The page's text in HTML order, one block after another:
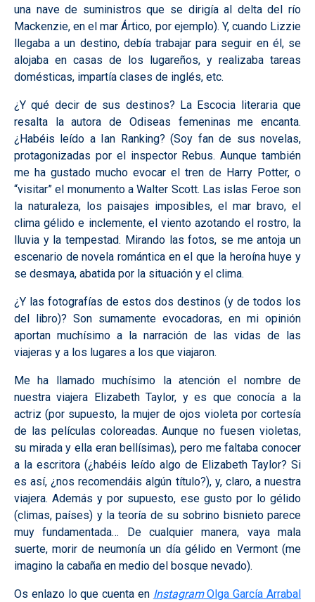
una nave de suministros que se dirigía al delta del río
Mackenzie, en el mar Ártico, por ejemplo). Y, cuando Lizzie
llegaba a un destino, debía trabajar para seguir en él, se
alojaba en casas de los lugareños, y realizaba tareas
domésticas, impartía clases de inglés, etc.
¿Y qué decir de sus destinos? La Escocia literaria que
resalta la autora de Odiseas femeninas me encanta.
¿Habéis leído a Ian Ranking? (Soy fan de sus novelas,
protagonizadas por el inspector Rebus. Aunque también
me ha gustado mucho evocar el tren de Harry Potter, o
“visitar” el monumento a Walter Scott. Las islas Feroe son
la naturaleza, los paisajes imposibles, el mar bravo, el
clima gélido e inclemente, el viento azotando el rostro, la
lluvia y la tempestad. Mirando las fotos, se me antoja un
escenario de novela romántica en el que la heroína huye y
se desmaya, abatida por la situación y el clima.
¿Y las fotografías de estos dos destinos (y de todos los
del libro)? Son sumamente evocadoras, en mi opinión
aportan muchísimo a la narración de las vidas de las
viajeras y a los lugares a los que viajaron.
Me ha llamado muchísimo la atención el nombre de
nuestra viajera Elizabeth Taylor, y es que conocía a la
actriz (por supuesto, la mujer de ojos violeta por cortesía
de las películas coloreadas. Aunque no fuesen violetas,
su mirada y ella eran bellísimas), pero me faltaba conocer
a la escritora (¿habéis leído algo de Elizabeth Taylor? Si
es así, ¿nos recomendáis algún título?), y, claro, a nuestra
viajera. Además y por supuesto, ese gusto por lo gélido
(climas, países) y la teoría de su sobrino bisnieto parece
muy fundamentada… De cualquier manera, vaya mala
suerte, morir de neumonía un día gélido en Vermont (me
imagino la cabaña en medio del bosque nevado).
Os enlazo lo que cuenta en InstagramOlga García Arrabal